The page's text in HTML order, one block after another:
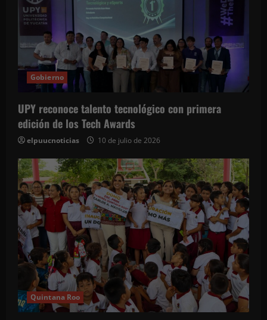
Gobierno
UPY reconoce talento tecnológico con primera
edición de los Tech Awards
elpuucnoticias 10 de julio de 2026
Quintana Roo